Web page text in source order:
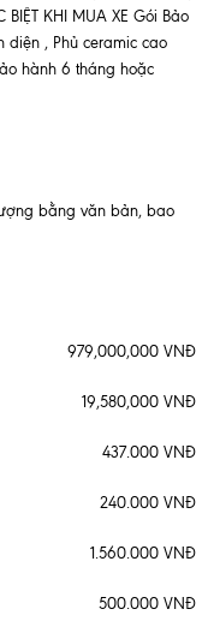
KHI MUA XE Gói Bảo
diện , Phủ ceramic cao
hành 6 tháng hoặc
bằng văn bản, bao
979,000,000 VNĐ
19,580,000 VNĐ
437.000 VNĐ
240.000 VNĐ
1.560.000 VNĐ
500.000 VNĐ